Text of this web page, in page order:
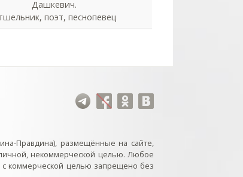
Дашкевич.
поэт, песнопевец
Правдина), размещённые на сайте,
некоммерческой целью. Любое
с коммерческой целью запрещено без